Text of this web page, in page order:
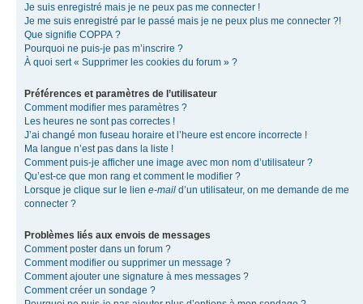
Je suis enregistré mais je ne peux pas me connecter !
Je me suis enregistré par le passé mais je ne peux plus me connecter ?!
Que signifie COPPA ?
Pourquoi ne puis-je pas m’inscrire ?
À quoi sert « Supprimer les cookies du forum » ?
Préférences et paramètres de l’utilisateur
Comment modifier mes paramètres ?
Les heures ne sont pas correctes !
J’ai changé mon fuseau horaire et l’heure est encore incorrecte !
Ma langue n’est pas dans la liste !
Comment puis-je afficher une image avec mon nom d’utilisateur ?
Qu’est-ce que mon rang et comment le modifier ?
Lorsque je clique sur le lien e-mail d’un utilisateur, on me demande de me
connecter ?
Problèmes liés aux envois de messages
Comment poster dans un forum ?
Comment modifier ou supprimer un message ?
Comment ajouter une signature à mes messages ?
Comment créer un sondage ?